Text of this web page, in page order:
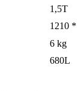
1,5T
1210
6 kg
680L